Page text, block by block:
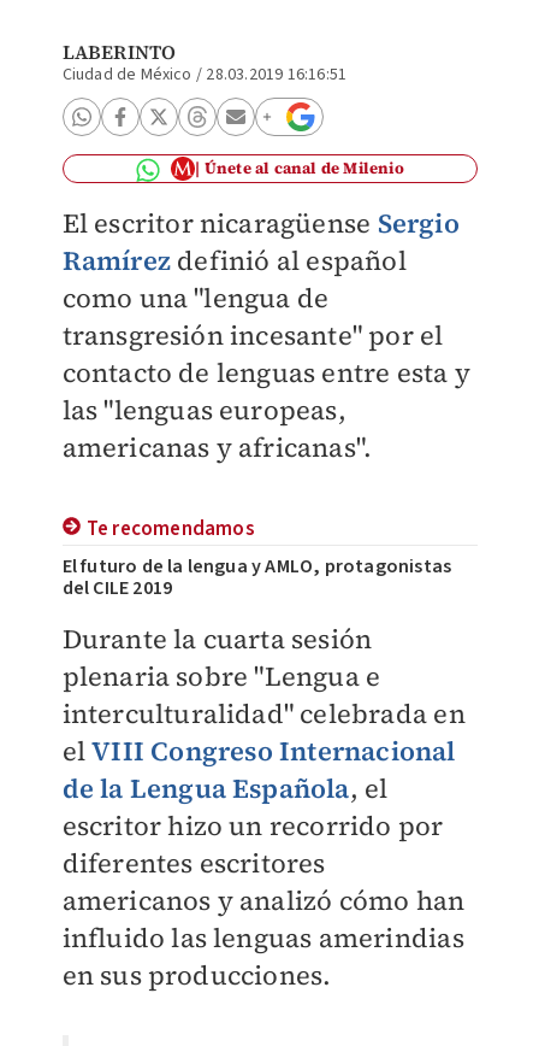
LABERINTO
Ciudad de México / 28.03.2019 16:16:51
Únete al canal de Milenio
El escritor nicaragüense Sergio
Ramírez definió al español
como una "lengua de
transgresión incesante" por el
contacto de lenguas entre esta y
las "lenguas europeas,
americanas y africanas".
Te recomendamos
El futuro de la lengua y AMLO, protagonistas
del CILE 2019
Durante la cuarta sesión
plenaria sobre "Lengua e
interculturalidad" celebrada en
elVIII Congreso Internacional
de la Lengua Española, el
escritor hizo un recorrido por
diferentes escritores
americanos y analizó cómo han
influido las lenguas amerindias
en sus producciones.